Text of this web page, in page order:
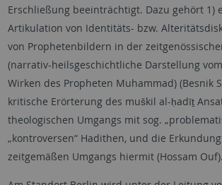
Erschließung beeinträchtigt. Dazu gehört 1)
Artikulation von Identitäts- bzw.
von Prophetenbildern in der
(narrativ-heilsgeschichtliche Darstellung
Wirken des Propheten Muhammad) (Besnik
kritische Erörterung des muškil al-ḥadīṯ
theologischen Umgangs mit sog.
„kontroversen“ Hadithen, und die
zeitgemäßen Umgangs hiermit (Hossam Ouf).